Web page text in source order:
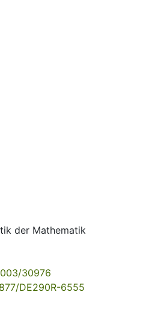
der Mathematik
30976
DE290R-6555